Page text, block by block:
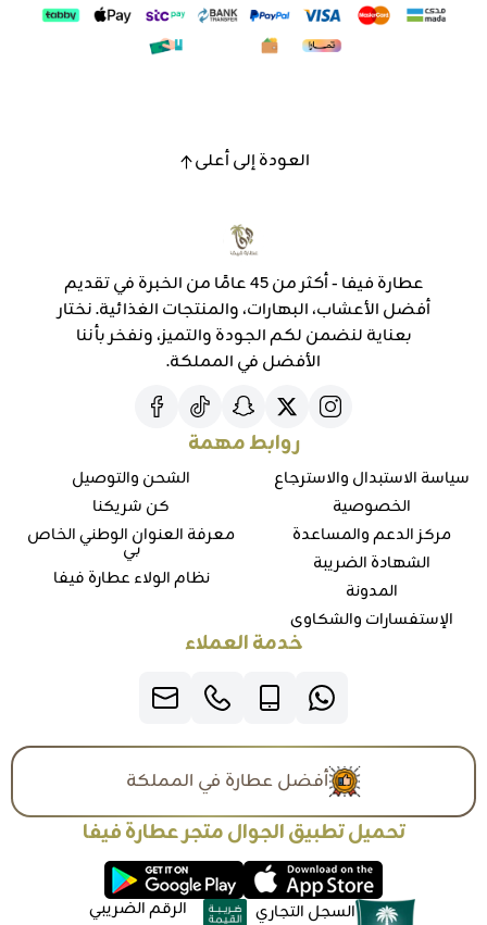
العودة إلى أعلى
عطارة فيفا - أكثر من 45 عامًا من الخبرة في تقديم
أفضل الأعشاب، البهارات، والمنتجات الغذائية. نختار
بعناية لنضمن لكم الجودة والتميز، ونفخر بأننا
الأفضل في المملكة.
روابط مهمة
سياسة الاستبدال والاسترجاع
الخصوصية
مركز الدعم والمساعدة
الشهادة الضريبة
المدونة
الإستفسارات والشكاوي
الشحن والتوصيل
كن شريكنا
معرفة العنوان الوطني الخاص
بي
نظام الولاء عطارة فيفا
خدمة العملاء
أفضل عطارة في المملكة
تحميل تطبيق الجوال متجر عطارة فيفا
السجل التجاري
الرقم الضريبي